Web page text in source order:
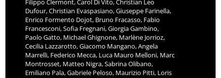
Filippo Clermont, Carol Di Vito, Christian Leo
Dufour, Christian Evaspasiano, Giuseppe Farinella,
Enrico Formento Dojot, Bruno Fracasso, Fabio
Francesconi, Sofia Fregnani, Giorgia Gambino,
Paolo Gatto, Michael Ghignone, Marlène Jorrioz,
Cecilia Lazzarotto, Giacomo Mangano, Angela
Marrelli, Federico Mecca, Luca Mauro Melloni, Marc
Montrosset, Matteo Nigra, Sabrina Olibano,
Emiliano Pala, Gabriele Peloso, Maurizio Pitti, Loris